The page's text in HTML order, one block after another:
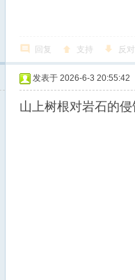
回复 支持 反对
发表于 2026-6-3 20:55:42
山上树根对岩石的